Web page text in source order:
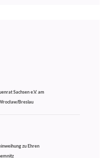
Sachsen e.V. am
Breslau
zu Ehren